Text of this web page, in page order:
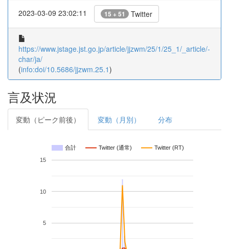
2023-03-09 23:02:11 15 + 51 Twitter
https://www.jstage.jst.go.jp/article/jjzwm/25/1/25_1/_article/-
char/ja/
(info:doi/10.5686/jjzwm.25.1)
言及状況
変動（ピーク前後） 変動（月別） 分布
合計 Twitter (通常) Twitter (RT)
5
10
15